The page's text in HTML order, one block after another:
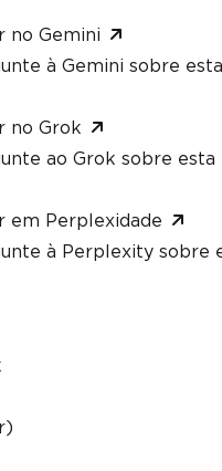
no Gemini
à Gemini sobre
no Grok
ao Grok sobre esta
em Perplexidade
à Perplexity sobre